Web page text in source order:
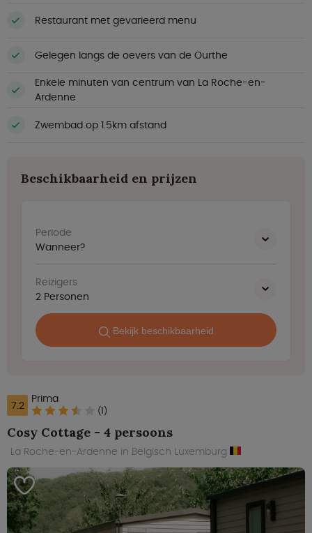
Restaurant met gevarieerd menu
Gelegen langs de oevers van de Ourthe
Enkele minuten van centrum van La Roche-en-
Ardenne
Zwembad op 1.5km afstand
Beschikbaarheid en prijzen
Periode
Wanneer?
Reizigers
2 Personen
Bekijk beschikbaarheid
7.2 Prima
(1)
Cosy Cottage - 4 persoons
La Roche-en-Ardenne in Belgisch Luxemburg